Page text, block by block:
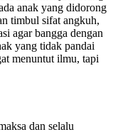
akan menjadi orang
anak yang didorong
timbul sifat angkuh,
agar bangga dengan
yang tidak pandai
menuntut ilmu, tapi